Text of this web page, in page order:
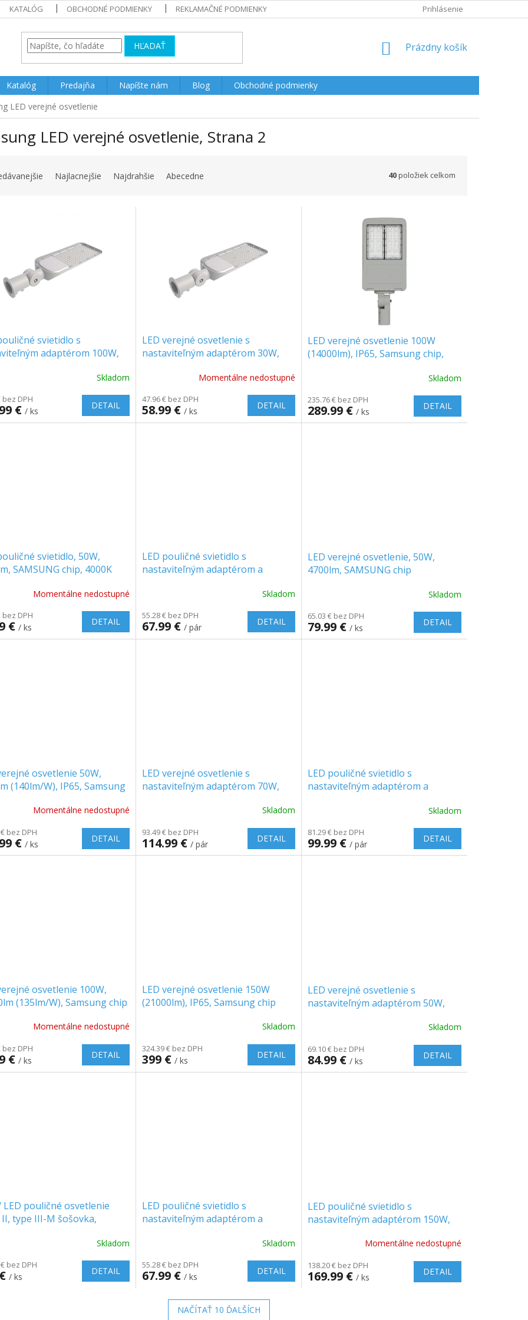
KATALÓG OBCHODNÉ PODMIENKY REKLAMAČNÉ PODMIENKY Prihlásenie
HĽADAŤ
NÁKUPNÝ
Prázdny košík
Katalóg Predajňa Napíšte nám Blog
Obchodné podmienky
LED verejné osvetlenie
LED verejné osvetlenie, Strana 2
Najlacnejšie Najdrahšie Abecedne 40položiek celkom
svietidlo s
adaptérom 100W,
Skladom
bez DPH
€ / ks
DETAIL
LED verejné osvetlenie s
nastaviteľným adaptérom 30W,
SAMSUNG CHIPMomentálne nedostupné
47.96 € bez DPH
58.99 € / ks
DETAIL
LED verejné osvetlenie 100W
(14000lm), IP65, Samsung chip,
Skladom
235.76 € bez DPH
289.99 € / ks
DETAIL
svietidlo, 50W,
SAMSUNG chip, 4000K
Momentálne nedostupné
bez DPH
€ / ks
DETAIL
LED pouličné svietidlo s
nastaviteľným adaptérom a
Skladom
55.28 € bez DPH
67.99 € / pár
DETAIL
LED verejné osvetlenie, 50W,
4700lm, SAMSUNG chip
Skladom
65.03 € bez DPH
79.99 € / ks
DETAIL
osvetlenie 50W,
(140lm/W), IP65, Samsung
Momentálne nedostupné
bez DPH
€ / ks
DETAIL
LED verejné osvetlenie s
nastaviteľným adaptérom 70W,
Skladom
93.49 € bez DPH
114.99 € / pár
DETAIL
LED pouličné svietidlo s
nastaviteľným adaptérom a
Skladom
81.29 € bez DPH
99.99 € / pár
DETAIL
osvetlenie 100W,
(135lm/W), Samsung chip
Momentálne nedostupné
bez DPH
€ / ks
DETAIL
LED verejné osvetlenie 150W
(21000lm), IP65, Samsung chip
Skladom
324.39 € bez DPH
399 € / ks
DETAIL
LED verejné osvetlenie s
nastaviteľným adaptérom 50W,
Skladom
69.10 € bez DPH
84.99 € / ks
DETAIL
LED pouličné osvetlenie
II, type III-M šošovka,
Skladom
bez DPH
/ ks
DETAIL
LED pouličné svietidlo s
nastaviteľným adaptérom a
Skladom
55.28 € bez DPH
67.99 € / ks
DETAIL
LED pouličné svietidlo s
nastaviteľným adaptérom 150W,
Momentálne nedostupné
138.20 € bez DPH
169.99 € / ks
DETAIL
NAČÍTAŤ 10 ĎALŠÍCH